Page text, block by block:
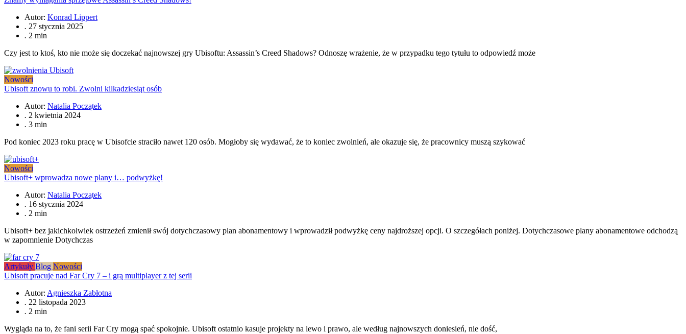
Autor: Konrad Lippert
. 27 stycznia 2025
. 2 min
Czy jest to ktoś, kto nie może się doczekać najnowszej gry Ubisoftu: Assassin’s Creed Shadows? Odnoszę wrażenie, że w przypadku tego tytułu to odpowiedź może
Nowości
Ubisoft znowu to robi. Zwolni kilkadziesiąt osób
Autor: Natalia Początek
. 2 kwietnia 2024
. 3 min
Pod koniec 2023 roku pracę w Ubisofcie straciło nawet 120 osób. Mogłoby się wydawać, że to koniec zwolnień, ale okazuje się, że pracownicy muszą szykować
Nowości
Ubisoft+ wprowadza nowe plany i… podwyżkę!
Autor: Natalia Początek
. 16 stycznia 2024
. 2 min
Ubisoft+ bez jakichkolwiek ostrzeżeń zmienił swój dotychczasowy plan abonamentowy i wprowadził podwyżkę ceny najdroższej opcji. O szczegółach poniżej. Dotychczasowe plany abonamentowe odchodzą
w zapomnienie Dotychczas
Artykuły Blog Nowości
Ubisoft pracuje nad Far Cry 7 – i grą multiplayer z tej serii
Autor: Agnieszka Zabłotna
. 22 listopada 2023
. 2 min
Wygląda na to, że fani serii Far Cry mogą spać spokojnie. Ubisoft ostatnio kasuje projekty na lewo i prawo, ale według najnowszych doniesień, nie dość,